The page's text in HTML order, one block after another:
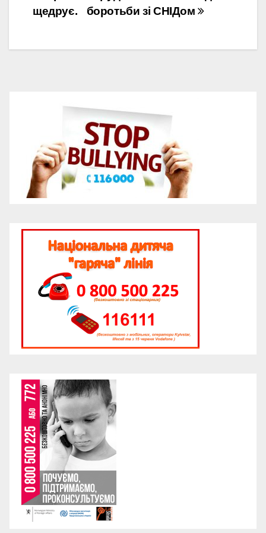
записів
боротьби зі СНІДом
щедрує.